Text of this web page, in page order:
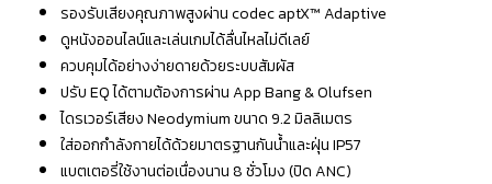
รองรับเสียงคุณภาพสูงผ่าน codec aptX™ Adaptive
ดูหนังออนไลน์และเล่นเกมได้ลื่นไหลไม่ดีเลย์
ควบคุมได้อย่างง่ายดายด้วยระบบสัมผัส
ปรับ EQ ได้ตามต้องการผ่าน App Bang & Olufsen
ไดรเวอร์เสียง Neodymium ขนาด 9.2 มิลลิเมตร
ใส่ออกกำลังกายได้ด้วยมาตรฐานกันน้ำและฝุ่น IP57
แบตเตอรี่ใช้งานต่อเนื่องนาน 8 ชั่วโมง (ปิด ANC)